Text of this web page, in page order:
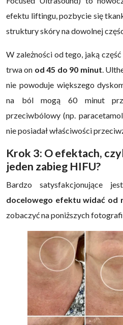
efektu liftingu, pozbycie się
struktury skóry na dowolnej
W zależności od tego, jaką
trwa on od 45 do 90 minut.
nie powoduje większego
na ból mogą 60 minut
przeciwbólowy (np.
nie posiadał właściwości
Krok 3: O efektach,
jeden zabieg HIFU?
Bardzo satysfakcjonujące
docelowego efektu widać od
zobaczyć na poniższych